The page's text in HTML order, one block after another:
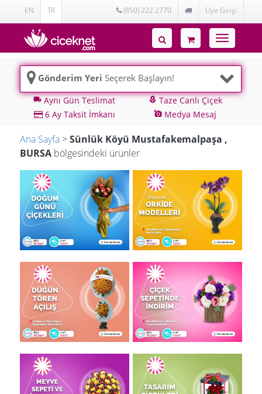
EN TR (850) 222 2770 Üye Girişi
Toggle
navigation
Gönderim Yeri Seçerek Başlayın!
local_shippingAynı Gün Teslimat local_floristTaze Canlı Çiçek
6 Ay Taksit İmkanı
add_a_photo Medya Mesaj
Ana Sayfa >Sünlük Köyü Mustafakemalpaşa ,
BURSA bölgesindeki ürünler